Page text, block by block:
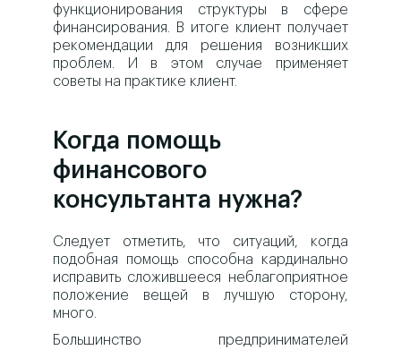
функционирования структуры в сфере
финансирования. В итоге клиент получает
рекомендации для решения возникших
проблем. И в этом случае применяет
советы на практике клиент.
Когда помощь
финансового
консультанта нужна?
Следует отметить, что ситуаций, когда
подобная помощь способна кардинально
исправить сложившееся неблагоприятное
положение вещей в лучшую сторону,
много.
Большинство предпринимателей